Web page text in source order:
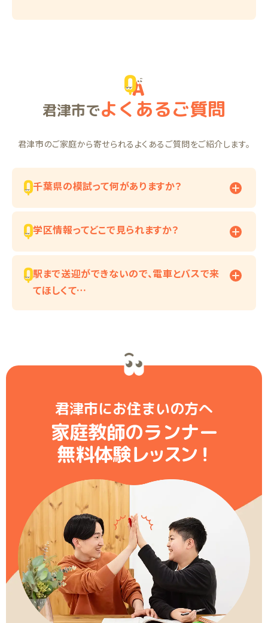
君津市でよくあるご質問
君津市のご家庭から寄せられるよくあるご質問をご紹介します。
千葉県の模試って何がありますか？
学区情報ってどこで見られますか？
駅まで送迎ができないので、電車とバスで来
てほしくて…
君津市にお住まいの方へ
家庭教師のランナー
無料体験レッスン！